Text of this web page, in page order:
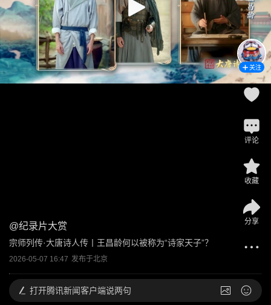
@纪录片大赏
宗师列传·大唐诗人传丨王昌龄何以被称为“诗家天子”？
2026-05-07 16:47 发布于北京
关注
评论
收藏
分享
打开腾讯新闻客户端说两句